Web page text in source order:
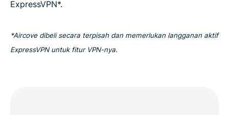
ExpressVPN*.
*Aircove dibeli secara terpisah dan memerlukan langganan aktif
ExpressVPN untuk fitur VPN-nya.